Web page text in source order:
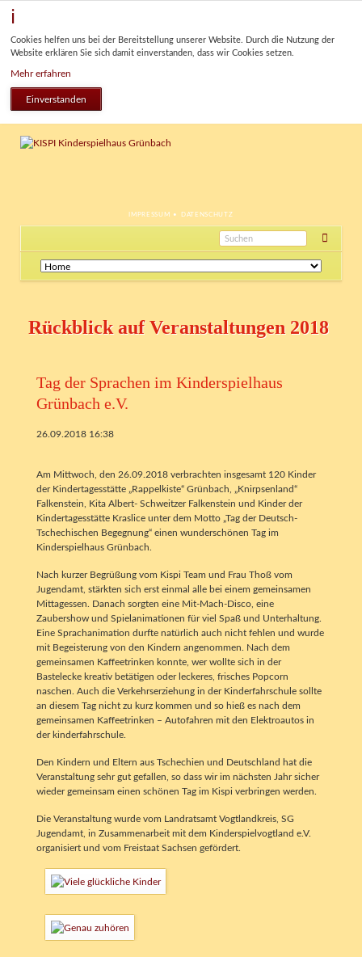
Cookies helfen uns bei der Bereitstellung unserer Website. Durch die Nutzung der
Website erklären Sie sich damit einverstanden, dass wir Cookies setzen.
Mehr erfahren
Einverstanden
NAVIGATION
IMPRESSUM DATENSCHUTZ
Navigation
überspringen
Rückblick auf Veranstaltungen 2018
Tag der Sprachen im Kinderspielhaus
Grünbach e.V.
26.09.2018 16:38
Am Mittwoch, den 26.09.2018 verbrachten insgesamt 120 Kinder
der Kindertagesstätte „Rappelkiste“ Grünbach, „Knirpsenland“
Falkenstein, Kita Albert- Schweitzer Falkenstein und Kinder der
Kindertagesstätte Kraslice unter dem Motto „Tag der Deutsch-
Tschechischen Begegnung“ einen wunderschönen Tag im
Kinderspielhaus Grünbach.
Nach kurzer Begrüßung vom Kispi Team und Frau Thoß vom
Jugendamt, stärkten sich erst einmal alle bei einem gemeinsamen
Mittagessen. Danach sorgten eine Mit-Mach-Disco, eine
Zaubershow und Spielanimationen für viel Spaß und Unterhaltung.
Eine Sprachanimation durfte natürlich auch nicht fehlen und wurde
mit Begeisterung von den Kindern angenommen. Nach dem
gemeinsamen Kaffeetrinken konnte, wer wollte sich in der
Bastelecke kreativ betätigen oder leckeres, frisches Popcorn
naschen. Auch die Verkehrserziehung in der Kinderfahrschule sollte
an diesem Tag nicht zu kurz kommen und so hieß es nach dem
gemeinsamen Kaffeetrinken – Autofahren mit den Elektroautos in
der kinderfahrschule.
Den Kindern und Eltern aus Tschechien und Deutschland hat die
Veranstaltung sehr gut gefallen, so dass wir im nächsten Jahr sicher
wieder gemeinsam einen schönen Tag im Kispi verbringen werden.
Die Veranstaltung wurde vom Landratsamt Vogtlandkreis, SG
Jugendamt, in Zusammenarbeit mit dem Kinderspielvogtland e.V.
organisiert und vom Freistaat Sachsen gefördert.